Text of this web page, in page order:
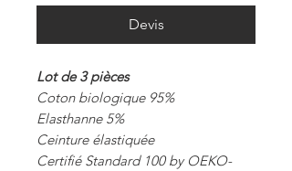
Devis
Lot de 3 pièces
Coton biologique 95%
Elasthanne 5%
Ceinture élastiquée
Certifié Standard 100 by OEKO-